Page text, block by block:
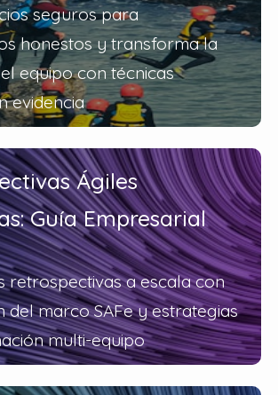
seguros para
honestos y transforma la
equipo con técnicas
evidencia
Ágiles
Guía Empresarial
retrospectivas a escala con
del marco SAFe y estrategias
multi-equipo